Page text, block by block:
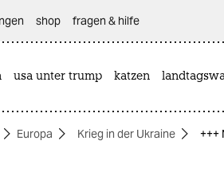
shop fragen & hilfe
usa unter trump katzen
Europa Krieg in der Ukraine +++